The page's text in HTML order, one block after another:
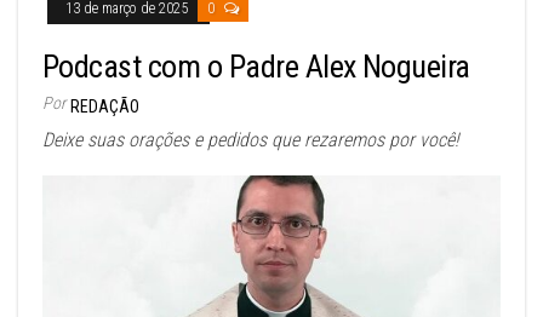
13 de março de 2025 0
Podcast com o Padre Alex Nogueira
Por REDAÇÃO
Deixe suas orações e pedidos que rezaremos por você!